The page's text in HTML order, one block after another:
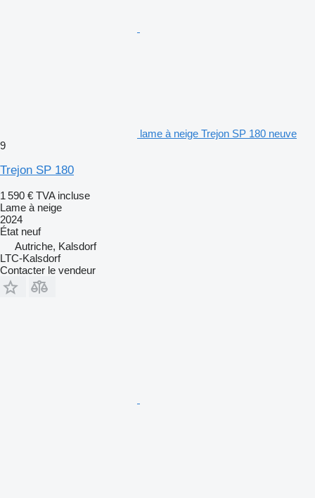
lame à neige Trejon SP 180 neuve
9
Trejon SP 180
1 590 € TVA incluse
Lame à neige
2024
État neuf
Autriche, Kalsdorf
LTC-Kalsdorf
Contacter le vendeur